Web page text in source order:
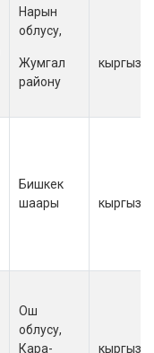
Нарын
облусу,
Жумгал
району
кыргыз
Бишкек
шаары
кыргыз
Ош
облусу,
Кара-
кыргыз